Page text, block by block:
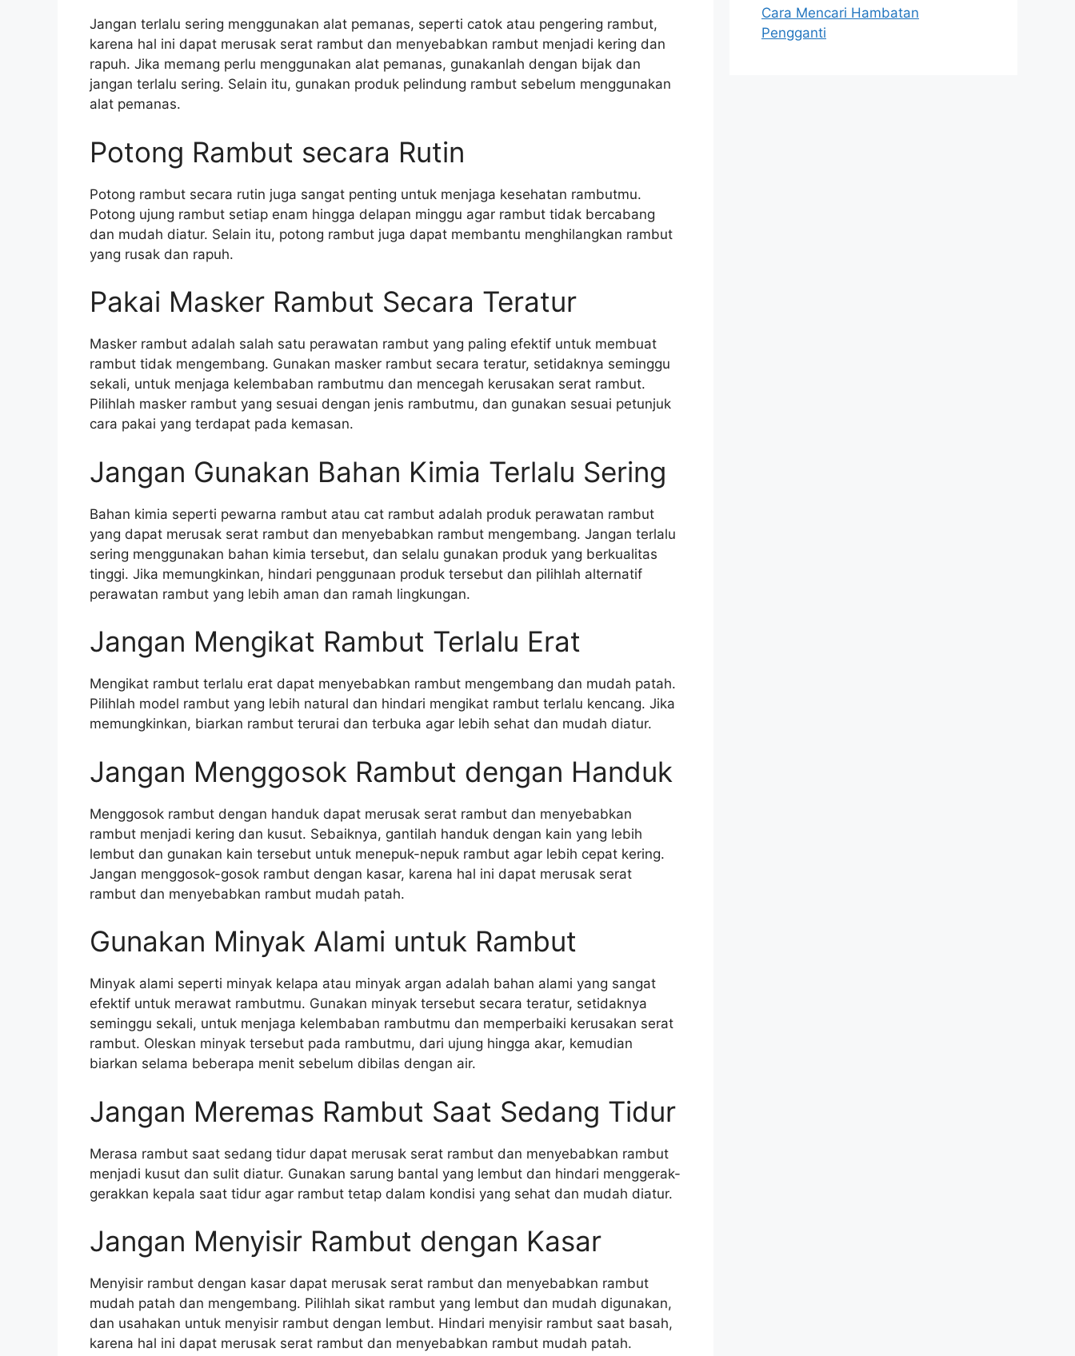
Jangan terlalu sering menggunakan alat pemanas, seperti catok atau pengering rambut,
karena hal ini dapat merusak serat rambut dan menyebabkan rambut menjadi kering dan
rapuh. Jika memang perlu menggunakan alat pemanas, gunakanlah dengan bijak dan
jangan terlalu sering. Selain itu, gunakan produk pelindung rambut sebelum menggunakan
alat pemanas.
Potong Rambut secara Rutin
Potong rambut secara rutin juga sangat penting untuk menjaga kesehatan rambutmu.
Potong ujung rambut setiap enam hingga delapan minggu agar rambut tidak bercabang
dan mudah diatur. Selain itu, potong rambut juga dapat membantu menghilangkan rambut
yang rusak dan rapuh.
Pakai Masker Rambut Secara Teratur
Masker rambut adalah salah satu perawatan rambut yang paling efektif untuk membuat
rambut tidak mengembang. Gunakan masker rambut secara teratur, setidaknya seminggu
sekali, untuk menjaga kelembaban rambutmu dan mencegah kerusakan serat rambut.
Pilihlah masker rambut yang sesuai dengan jenis rambutmu, dan gunakan sesuai petunjuk
cara pakai yang terdapat pada kemasan.
Jangan Gunakan Bahan Kimia Terlalu Sering
Bahan kimia seperti pewarna rambut atau cat rambut adalah produk perawatan rambut
yang dapat merusak serat rambut dan menyebabkan rambut mengembang. Jangan terlalu
sering menggunakan bahan kimia tersebut, dan selalu gunakan produk yang berkualitas
tinggi. Jika memungkinkan, hindari penggunaan produk tersebut dan pilihlah alternatif
perawatan rambut yang lebih aman dan ramah lingkungan.
Jangan Mengikat Rambut Terlalu Erat
Mengikat rambut terlalu erat dapat menyebabkan rambut mengembang dan mudah patah.
Pilihlah model rambut yang lebih natural dan hindari mengikat rambut terlalu kencang. Jika
memungkinkan, biarkan rambut terurai dan terbuka agar lebih sehat dan mudah diatur.
Jangan Menggosok Rambut dengan Handuk
Menggosok rambut dengan handuk dapat merusak serat rambut dan menyebabkan
rambut menjadi kering dan kusut. Sebaiknya, gantilah handuk dengan kain yang lebih
lembut dan gunakan kain tersebut untuk menepuk-nepuk rambut agar lebih cepat kering.
Jangan menggosok-gosok rambut dengan kasar, karena hal ini dapat merusak serat
rambut dan menyebabkan rambut mudah patah.
Gunakan Minyak Alami untuk Rambut
Minyak alami seperti minyak kelapa atau minyak argan adalah bahan alami yang sangat
efektif untuk merawat rambutmu. Gunakan minyak tersebut secara teratur, setidaknya
seminggu sekali, untuk menjaga kelembaban rambutmu dan memperbaiki kerusakan serat
rambut. Oleskan minyak tersebut pada rambutmu, dari ujung hingga akar, kemudian
biarkan selama beberapa menit sebelum dibilas dengan air.
Jangan Meremas Rambut Saat Sedang Tidur
Merasa rambut saat sedang tidur dapat merusak serat rambut dan menyebabkan rambut
menjadi kusut dan sulit diatur. Gunakan sarung bantal yang lembut dan hindari menggerak-
gerakkan kepala saat tidur agar rambut tetap dalam kondisi yang sehat dan mudah diatur.
Jangan Menyisir Rambut dengan Kasar
Menyisir rambut dengan kasar dapat merusak serat rambut dan menyebabkan rambut
mudah patah dan mengembang. Pilihlah sikat rambut yang lembut dan mudah digunakan,
dan usahakan untuk menyisir rambut dengan lembut. Hindari menyisir rambut saat basah,
karena hal ini dapat merusak serat rambut dan menyebabkan rambut mudah patah.
Cara Mencari Hambatan
Pengganti